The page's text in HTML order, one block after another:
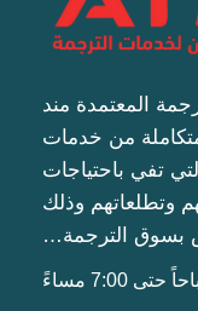
المعتمدة مند
من خدمات
تفي باحتياجات
وتطلعاتهم وذلك
بسوق الترجمة…